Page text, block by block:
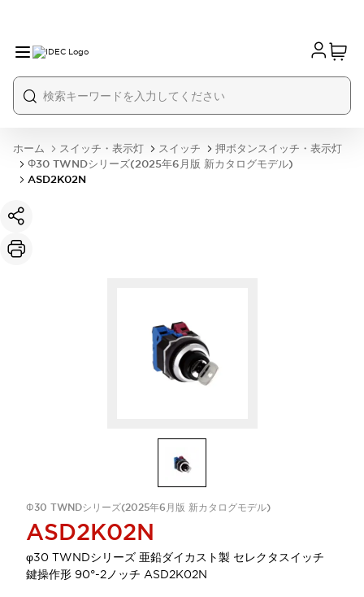
ホーム スイッチ・表示灯 スイッチ
押ボタンスイッチ・表示灯
Φ30 TWNDシリーズ(2025年6月版 新カタログモデル)
ASD2K02N
Φ30 TWNDシリーズ(2025年6月版 新カタログモデル)
ASD2K02N
φ30 TWNDシリーズ 亜鉛ダイカスト製 セレクタスイッチ
鍵操作形 90°-2ノッチ ASD2K02N